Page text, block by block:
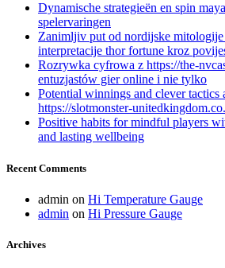
Dynamische strategieën en spin
spelervaringen
Zanimljiv put od nordijske mitologije
interpretacije thor fortune kroz
Rozrywka cyfrowa z https://the-
entuzjastów gier online i nie tylko
Potential winnings and clever tactics
https://slotmonster-
Positive habits for mindful players
and lasting wellbeing
Recent Comments
admin on Hi Temperature Gauge
admin on Hi Pressure Gauge
Archives